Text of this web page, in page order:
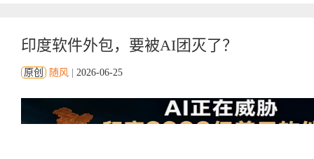
印度软件外包，要被AI团灭了？
原创 随风 2026-06-25